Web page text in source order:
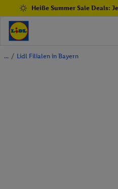
Heiße Summer Sale Deals:
/ Lidl Filialen in Bayern